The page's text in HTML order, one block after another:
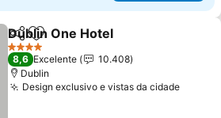
PartilharAdicionar aos favoritos
Dublin One Hotel
4 Estrelas
8,6 Excelente
10.408
Dublin
Design exclusivo e vistas da cidade